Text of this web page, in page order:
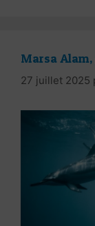
Marsa
27 juillet 2025